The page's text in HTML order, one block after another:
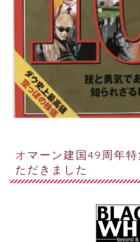
オマーン建国49周年特集号の表紙に掲載い
ただきました